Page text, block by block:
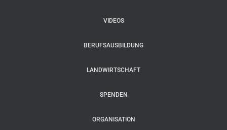
VIDEOS
BERUFSAUSBILDUNG
LANDWIRTSCHAFT
SPENDEN
ORGANISATION